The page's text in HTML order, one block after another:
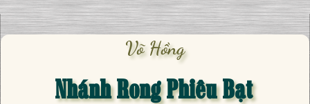
Võ Hồng
Nhánh Rong Phiêu Bạt